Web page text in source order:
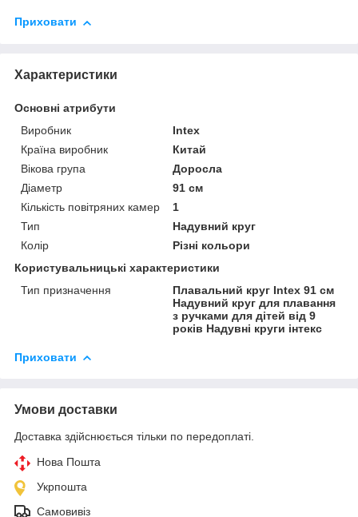
Приховати
Характеристики
Основні атрибути
Виробник
Intex
Країна виробник
Китай
Вікова група
Доросла
Діаметр
91 см
Кількість повітряних камер
1
Тип
Надувний круг
Колір
Різні кольори
Користувальницькі характеристики
Тип призначення
Плавальний круг Intex 91 см
Надувний круг для плавання
з ручками для дітей від 9
років Надувні круги інтекс
Приховати
Умови доставки
Доставка здійснюється тільки по передоплаті.
Нова Пошта
Укрпошта
Самовивіз